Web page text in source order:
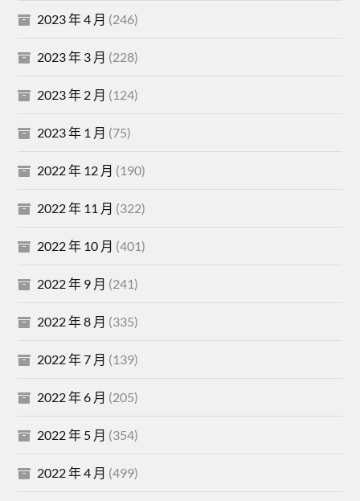
2023 年 4 月 (246)
2023 年 3 月 (228)
2023 年 2 月 (124)
2023 年 1 月 (75)
2022 年 12 月 (190)
2022 年 11 月 (322)
2022 年 10 月 (401)
2022 年 9 月 (241)
2022 年 8 月 (335)
2022 年 7 月 (139)
2022 年 6 月 (205)
2022 年 5 月 (354)
2022 年 4 月 (499)